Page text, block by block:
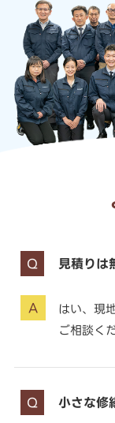
見積りは
はい、現
ご相談く
小さな修